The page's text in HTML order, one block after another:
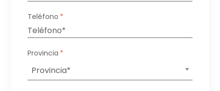
Teléfono *
Provincia *
Provincia*